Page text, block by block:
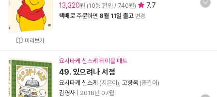
미리보기
13,320원 (10% 할인 / 740원) 7.7
택배로 주문하면 8월 11일 출고 변경
요시타케 신스케 테이블 매트
49. 있으려나 서점
요시타케 신스케 (지은이), 고향옥 (옮긴이)
김영사
2018년 07월